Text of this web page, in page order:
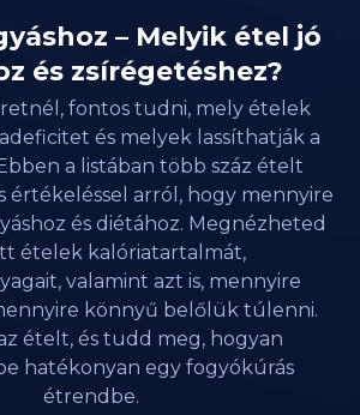
– Melyik étel jó
és zsírégetéshez?
fontos tudni, mely ételek
és melyek lassíthatják a
a listában több száz ételt
értékeléssel arról, hogy mennyire
és diétához. Megnézheted
ételek kalóriatartalmát,
valamint azt is, mennyire
könnyű belőlük túlenni.
ételt, és tudd meg, hogyan
hatékonyan egy fogyókúrás
étrendbe.